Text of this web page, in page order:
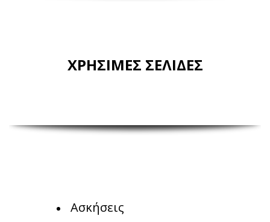
ΧΡΗΣΙΜΕΣ ΣΕΛΙΔΕΣ
Ασκήσεις